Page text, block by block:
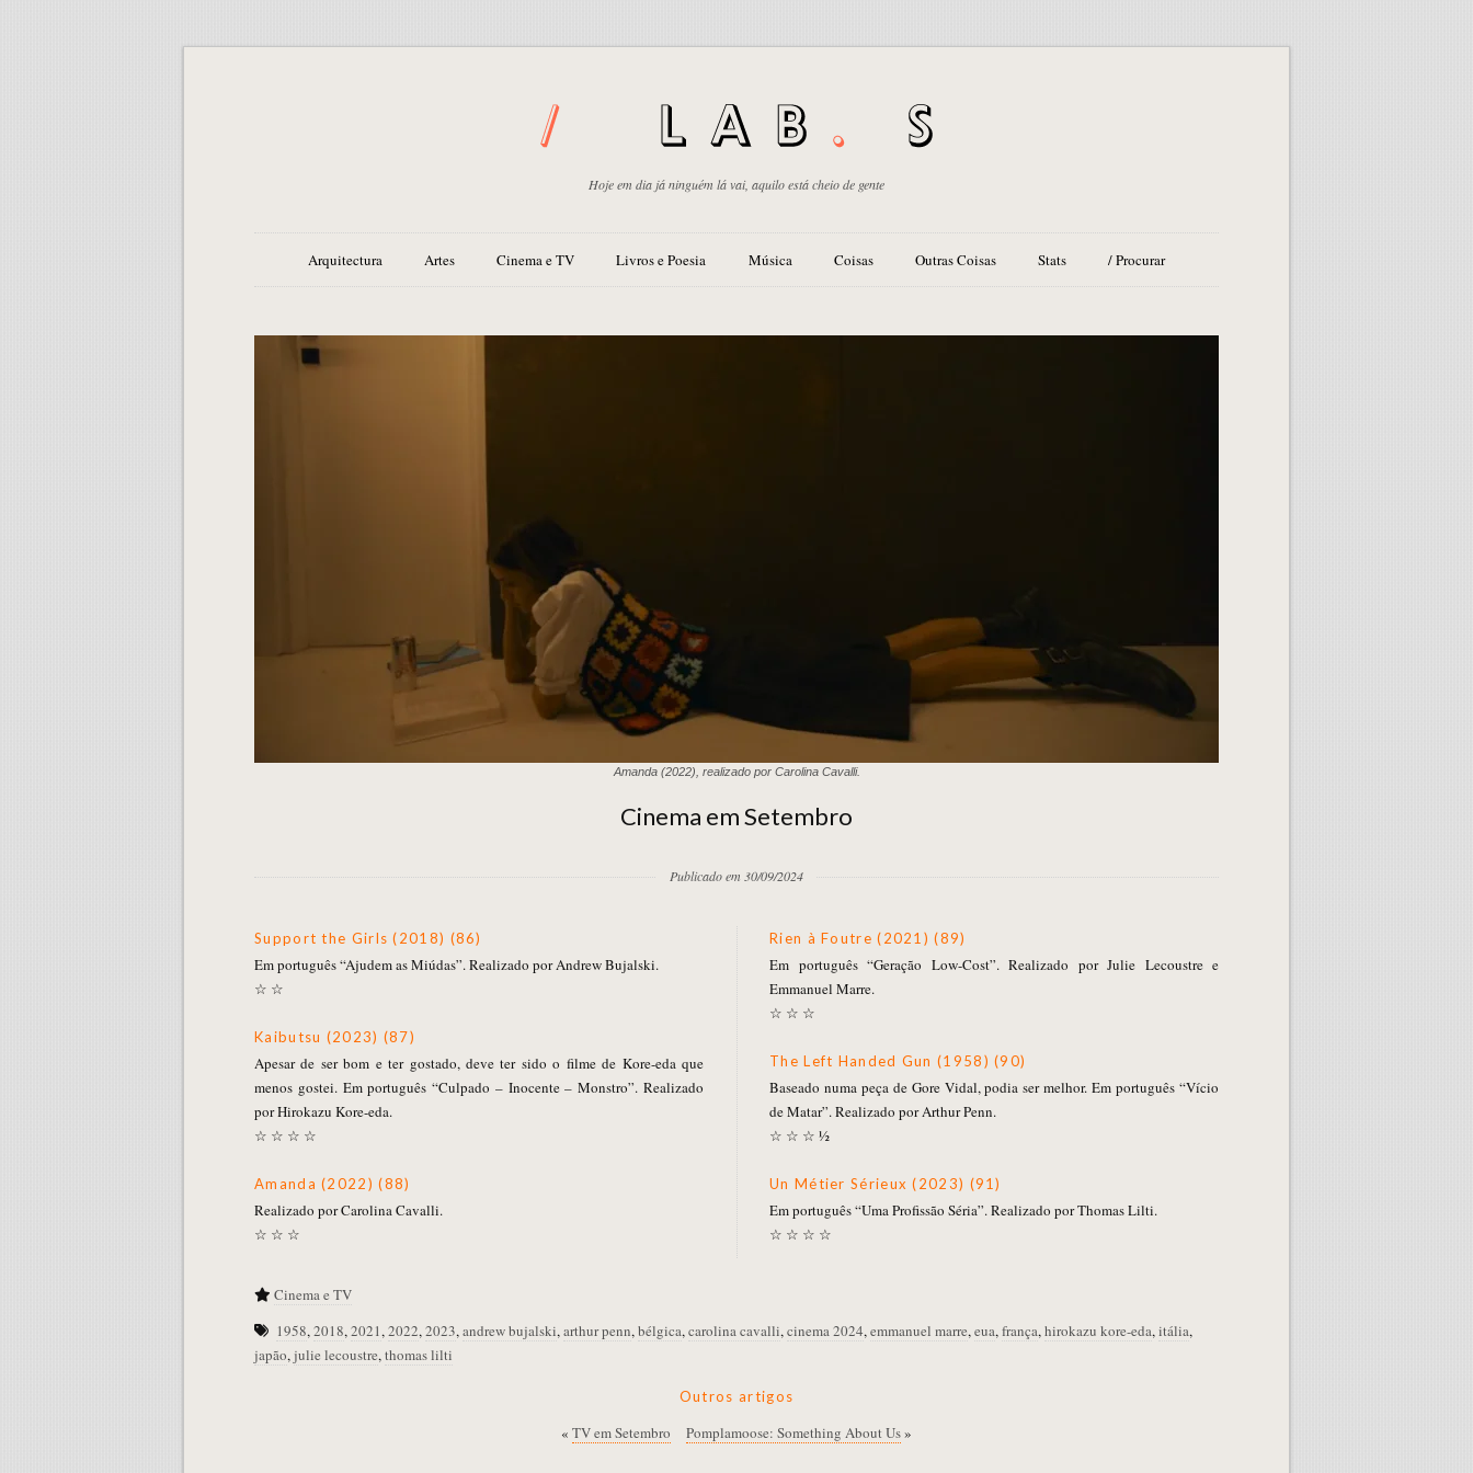
Hoje em dia já ninguém lá vai, aquilo está cheio de gente
Arquitectura Artes Cinema e TV Livros e Poesia Música Coisas Outras Coisas Stats / Procurar
Amanda (2022), realizado por Carolina Cavalli.
Cinema em Setembro
Publicado em 30/09/2024
Support the Girls (2018) (86)
Em português “Ajudem as Miúdas”. Realizado por Andrew Bujalski.
☆ ☆
Kaibutsu (2023) (87)
Apesar de ser bom e ter gostado, deve ter sido o filme de Kore-eda que
menos gostei. Em português “Culpado – Inocente – Monstro”. Realizado
por Hirokazu Kore-eda.
☆ ☆ ☆ ☆
Amanda (2022) (88)
Realizado por Carolina Cavalli.
☆ ☆ ☆
Rien à Foutre (2021) (89)
Em português “Geração Low-Cost”. Realizado por Julie Lecoustre e
Emmanuel Marre.
☆ ☆ ☆
The Left Handed Gun (1958) (90)
Baseado numa peça de Gore Vidal, podia ser melhor. Em português “Vício
de Matar”. Realizado por Arthur Penn.
☆ ☆ ☆ ½
Un Métier Sérieux (2023) (91)
Em português “Uma Profissão Séria”. Realizado por Thomas Lilti.
☆ ☆ ☆ ☆
Cinema e TV
1958,2018,2021,2022,2023,andrew bujalski,arthur penn,bélgica,carolina cavalli,cinema 2024,emmanuel marre,eua,frança,hirokazu kore-eda,itália,
japão,julie lecoustre,thomas lilti
Outros artigos
« TV em Setembro Pomplamoose: Something About Us»